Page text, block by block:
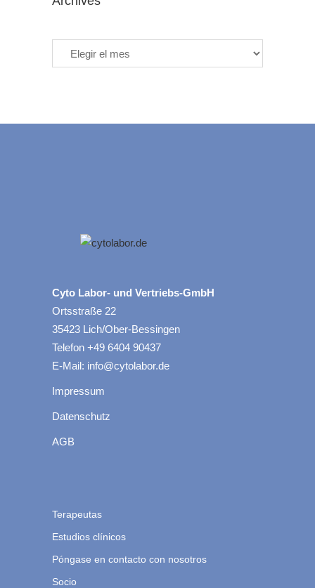
Cyto Labor- und Vertriebs-GmbH
Ortsstraße 22
35423 Lich/Ober-Bessingen
Telefon +49 6404 90437
E-Mail: info@cytolabor.de
Impressum
Datenschutz
AGB
Terapeutas
Estudios clínicos
Póngase en contacto con nosotros
Socio